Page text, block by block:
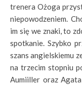
trenera Ożoga
niepowodzeniem.
im się we znaki, to
spotkanie. Szybko
szans angielskiemu
na trzecim stopniu
Aumiiller oraz